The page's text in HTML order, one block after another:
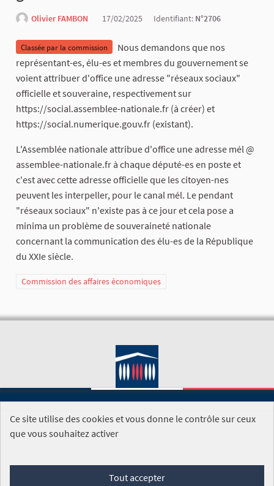
Olivier FAMBON 17/02/2025 Identifiant: N°2706
Classée par la commission
Nous demandons que nos
représentant-es, élu-es et membres du gouvernement se
voient attribuer d'office une adresse "réseaux sociaux"
officielle et souveraine, respectivement sur
https://social.assemblee-nationale.fr (à créer) et
https://social.numerique.gouv.fr (existant).
L'Assemblée nationale attribue d'office une adresse mél @
assemblee-nationale.fr à chaque député-es en poste et
c'est avec cette adresse officielle que les citoyen-nes
peuvent les interpeller, pour le canal mél. Le pendant
"réseaux sociaux" n'existe pas à ce jour et cela pose a
minima un problème de souveraineté nationale
concernant la communication des élu-es de la République
du XXIe siècle.
Commission des affaires économiques
SITE DE L'ASSEMBLÉE NATIONALE
Foire aux questions
Conditions générales d'utilisation (CGU)
Ce site utilise des cookies et vous donne le contrôle sur ceux
que vous souhaitez activer
Tout accepter